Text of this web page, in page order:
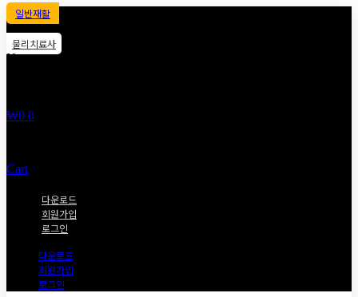
일반재활
물리치료사
No
₩0 0
Cart
다운로드
회원가입
로그인
다운로드
회원가입
로그인